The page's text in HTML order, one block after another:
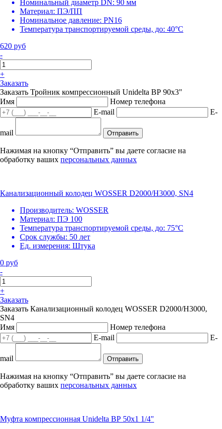
Номинальный диаметр DN: 90 мм
Материал: ПЭ/ПП
Номинальное давление: PN16
Температура транспортируемой среды, до: 40°С
620 руб
-
+
Заказать
Заказать Тройник компрессионный Unidelta ВР 90х3"
Имя
Номер телефона
E-mail
E-
mail Отправить
Нажимая на кнопку “Отправить” вы даете согласие на
обработку ваших персональных данных
Канализационный колодец WOSSER D2000/H3000, SN4
Производитель: WOSSER
Материал: ПЭ 100
Температура транспортируемой среды, до: 75°С
Срок службы: 50 лет
Ед. измерения: Штука
0 руб
-
+
Заказать
Заказать Канализационный колодец WOSSER D2000/H3000,
SN4
Имя
Номер телефона
E-mail
E-
mail Отправить
Нажимая на кнопку “Отправить” вы даете согласие на
обработку ваших персональных данных
Муфта компрессионная Unidelta ВР 50х1 1/4"